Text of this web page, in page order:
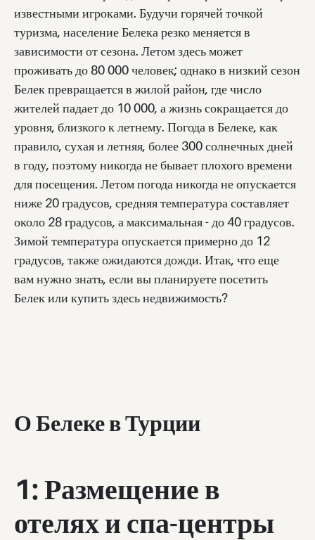
известными игроками. Будучи горячей точкой
туризма, население Белека резко меняется в
зависимости от сезона. Летом здесь может
проживать до 80 000 человек; однако в низкий сезон
Белек превращается в жилой район, где число
жителей падает до 10 000, а жизнь сокращается до
уровня, близкого к летнему. Погода в Белеке, как
правило, сухая и летняя, более 300 солнечных дней
в году, поэтому никогда не бывает плохого времени
для посещения. Летом погода никогда не опускается
ниже 20 градусов, средняя температура составляет
около 28 градусов, а максимальная - до 40 градусов.
Зимой температура опускается примерно до 12
градусов, также ожидаются дожди. Итак, что еще
вам нужно знать, если вы планируете посетить
Белек или купить здесь недвижимость?
О Белеке в Турции
1: Размещение в
отелях и спа-центры